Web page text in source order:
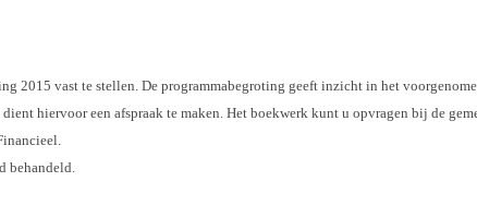
2015 vast te stellen. De programmabegroting geeft inzicht in het
hiervoor een afspraak te maken. Het boekwerk kunt u opvragen bij de
behandeld.